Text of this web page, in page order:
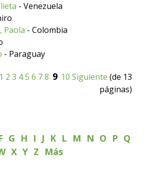
- Venezuela
Paola - Colombia
- Paraguay
1 2 3 45 6 78 9 10 Siguiente (de 13
páginas)
G H I J K L M N O P Q
X Y Z Más